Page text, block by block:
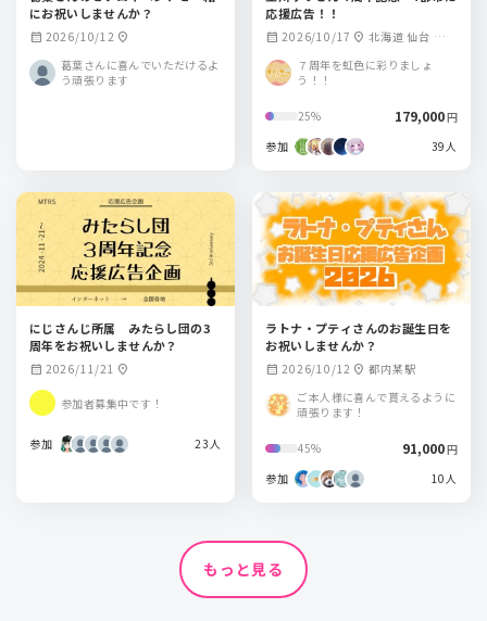
にお祝いしませんか？
calendar_month 2026/10/12 location_on
葛葉さんに喜んでいただけるよ
う頑張ります
応援広告！！
calendar_month 2026/10/17 location_on 北海道 仙台 東京
名古屋 大阪 広島 福
岡
７周年を虹色に彩りましょ
う！！
25% 179,000円
参加
39人
にじさんじ所属 みたらし団の3
周年をお祝いしませんか？
calendar_month 2026/11/21 location_on
参加者募集中です！
参加 23人
ラトナ・プティさんのお誕生日を
お祝いしませんか？
calendar_month 2026/10/12 location_on 都内某駅
ご本人様に喜んで貰えるように
頑張ります！
45% 91,000円
参加
10人
もっと見る